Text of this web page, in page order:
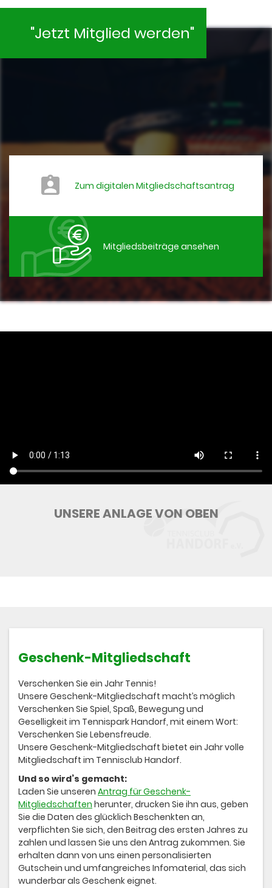
"Jetzt Mitglied werden"
Zum digitalen Mitgliedschaftsantrag
Mitgliedsbeiträge ansehen
UNSERE ANLAGE VON OBEN
Geschenk-Mitgliedschaft
Verschenken Sie ein Jahr Tennis!
Unsere Geschenk-Mitgliedschaft macht’s möglich
Verschenken Sie Spiel, Spaß, Bewegung und
Geselligkeit im Tennispark Handorf, mit einem Wort:
Verschenken Sie Lebensfreude.
Unsere Geschenk-Mitgliedschaft bietet ein Jahr volle
Mitgliedschaft im Tennisclub Handorf.
Und so wird’s gemacht:
Laden Sie unseren Antrag für Geschenk-
Mitgliedschaften herunter, drucken Sie ihn aus, geben
Sie die Daten des glücklich Beschenkten an,
verpflichten Sie sich, den Beitrag des ersten Jahres zu
zahlen und lassen Sie uns den Antrag zukommen. Sie
erhalten dann von uns einen personalisierten
Gutschein und umfangreiches Infomaterial, das sich
wunderbar als Geschenk eignet.